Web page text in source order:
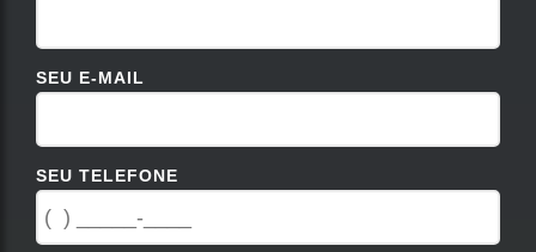
SEU E-MAIL
SEU TELEFONE